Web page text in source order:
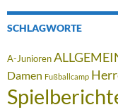
SCHLAGWORTE
A-Junioren
Damen Fußballcamp